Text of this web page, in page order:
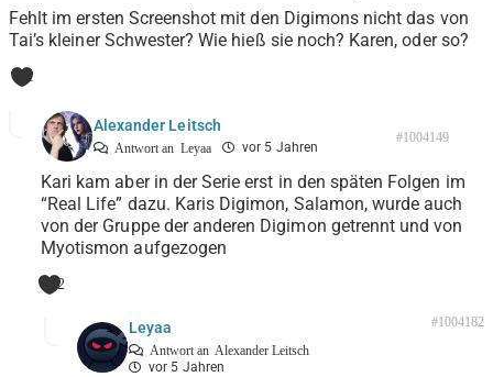
Fehlt im ersten Screenshot mit den Digimons nicht das von
Tai’s kleiner Schwester? Wie hieß sie noch? Karen, oder so?
1
Alexander Leitsch
Antwort an Leyaa vor 5 Jahren
#1004149
Kari kam aber in der Serie erst in den späten Folgen im
“Real Life” dazu. Karis Digimon, Salamon, wurde auch
von der Gruppe der anderen Digimon getrennt und von
Myotismon aufgezogen
2
Leyaa
Antwort an Alexander Leitsch
vor 5 Jahren
#1004182